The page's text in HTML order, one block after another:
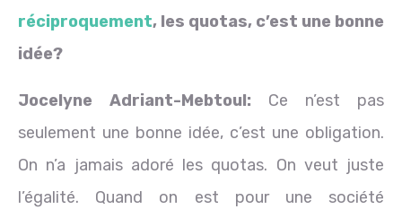
réciproquement, les quotas, c’est une bonne
idée?
Jocelyne Adriant-Mebtoul: Ce n’est pas
seulement une bonne idée, c’est une obligation.
On n’a jamais adoré les quotas. On veut juste
l’égalité. Quand on est pour une société